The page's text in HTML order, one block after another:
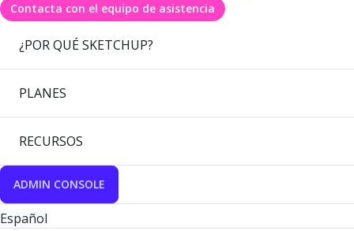
Contacta con el equipo de asistencia
¿POR QUÉ SKETCHUP?
PLANES
RECURSOS
ADMIN CONSOLE
Español